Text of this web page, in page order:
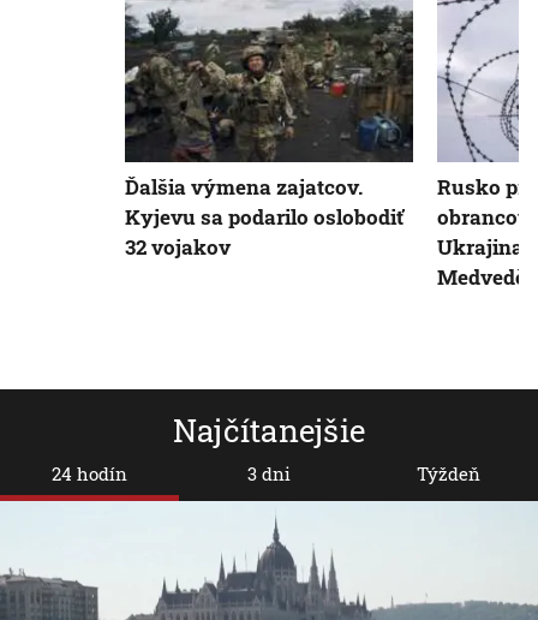
Najčítanejšie
24 hodín 3 dni Týždeň
Ďalšia výmena zajatcov.
Kyjevu sa podarilo oslobodiť
32 vojakov
Rusko
obrancov
Ukrajina